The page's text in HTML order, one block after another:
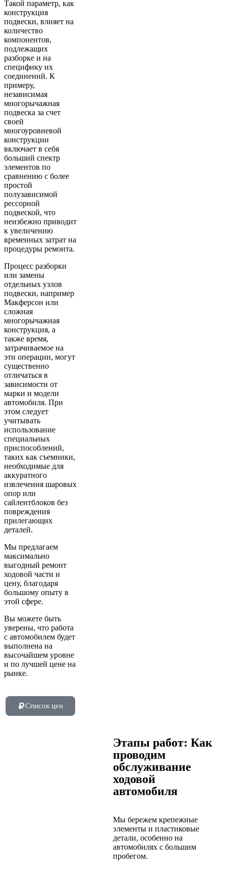
Такой параметр, как
конструкция
подвески, влияет на
количество
компонентов,
подлежащих
разборке и на
специфику их
соединений. К
примеру,
независимая
многорычажная
подвеска за счет
своей
многоуровневой
конструкции
включает в себя
больший спектр
элементов по
сравнению с более
простой
полузависимой
рессорной
подвеской, что
неизбежно приводит
к увеличению
временных затрат на
процедуры ремонта.
Процесс разборки
или замены
отдельных узлов
подвески, например
Макферсон или
сложная
многорычажная
конструкция, а
также время,
затрачиваемое на
эти операции, могут
существенно
отличаться в
зависимости от
марки и модели
автомобиля. При
этом следует
учитывать
использование
специальных
приспособлений,
таких как съемники,
необходимые для
аккуратного
извлечения шаровых
опор или
сайлентблоков без
повреждения
прилегающих
деталей.
Мы предлагаем
максимально
выгодный ремонт
ходовой части и
цену, благодаря
большому опыту в
этой сфере.
Вы можете быть
уверены, что работа
с автомобилем будет
выполнена на
высочайшем уровне
и по лучшей цене на
рынке.
Список цен
Этапы работ: Как
проводим
обслуживание
ходовой
автомобиля
Мы бережем крепежные
элементы и пластиковые
детали, особенно на
автомобилях с большим
пробегом.